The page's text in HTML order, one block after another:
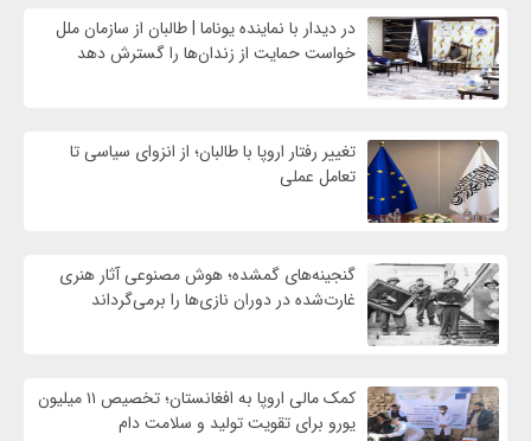
در دیدار با نماینده یوناما | طالبان از سازمان ملل
خواست حمایت از زندان‌ها را گسترش دهد
تغییر رفتار اروپا با طالبان؛ از انزوای سیاسی تا
تعامل عملی
گنجینه‌های گمشده؛ هوش مصنوعی آثار هنری
غارت‌شده در دوران نازی‌ها را برمی‌گرداند
کمک مالی اروپا به افغانستان؛ تخصیص ۱۱ میلیون
یورو برای تقویت تولید و سلامت دام